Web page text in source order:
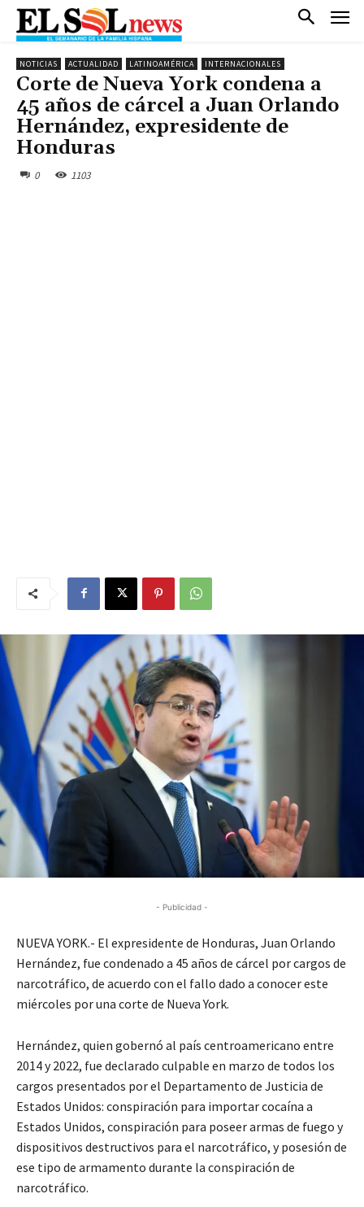
NOTICIAS ACTUALIDAD LATINOAMÉRICA INTERNACIONALES
Corte de Nueva York condena a
45 años de cárcel a Juan Orlando
Hernández, expresidente de
Honduras
0 1103
- Publicidad -
NUEVA YORK.- El expresidente de Honduras, Juan Orlando
Hernández, fue condenado a 45 años de cárcel por cargos de
narcotráfico, de acuerdo con el fallo dado a conocer este
miércoles por una corte de Nueva York.
Hernández, quien gobernó al país centroamericano entre
2014 y 2022, fue declarado culpable en marzo de todos los
cargos presentados por el Departamento de Justicia de
Estados Unidos: conspiración para importar cocaína a
Estados Unidos, conspiración para poseer armas de fuego y
dispositivos destructivos para el narcotráfico, y posesión de
ese tipo de armamento durante la conspiración de
narcotráfico.